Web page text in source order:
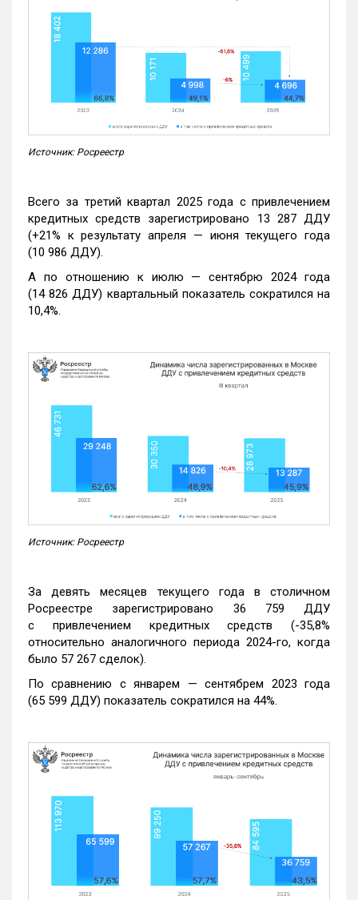
Источник: Росреестр
Всего за третий квартал 2025 года с привлечением
кредитных средств зарегистрировано 13 287 ДДУ
(+21% к результату апреля — июня текущего года
(10 986 ДДУ).
А по отношению к июлю — сентябрю 2024 года
(14 826 ДДУ) квартальный показатель сократился на
10,4%.
Источник: Росреестр
За девять месяцев текущего года в столичном
Росреестре зарегистрировано 36 759 ДДУ
с привлечением кредитных средств (-35,8%
относительно аналогичного периода 2024-го, когда
было 57 267 сделок).
По сравнению с январем — сентябрем 2023 года
(65 599 ДДУ) показатель сократился на 44%.